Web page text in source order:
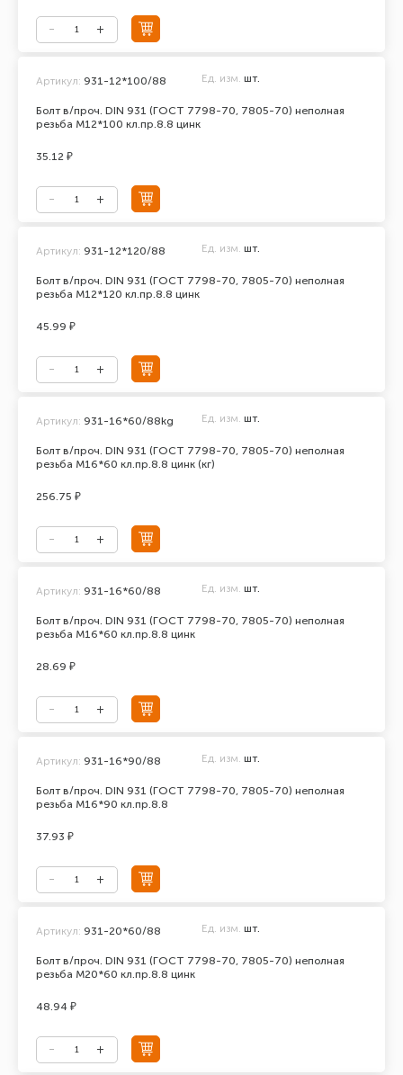
Болт в/проч. DIN 931 (ГОСТ 7798-70, 7805-70) неполная
резьба М12*100 кл.пр.8.8 цинк
Артикул: 931-12*100/88 Ед. изм. шт.
35.12 ₽
Болт в/проч. DIN 931 (ГОСТ 7798-70, 7805-70) неполная
резьба М12*120 кл.пр.8.8 цинк
Артикул: 931-12*120/88 Ед. изм. шт.
45.99 ₽
Болт в/проч. DIN 931 (ГОСТ 7798-70, 7805-70) неполная
резьба М16*60 кл.пр.8.8 цинк (кг)
Артикул: 931-16*60/88kg Ед. изм. шт.
256.75 ₽
Болт в/проч. DIN 931 (ГОСТ 7798-70, 7805-70) неполная
резьба М16*60 кл.пр.8.8 цинк
Артикул: 931-16*60/88 Ед. изм. шт.
28.69 ₽
Болт в/проч. DIN 931 (ГОСТ 7798-70, 7805-70) неполная
резьба М16*90 кл.пр.8.8
Артикул: 931-16*90/88 Ед. изм. шт.
37.93 ₽
Болт в/проч. DIN 931 (ГОСТ 7798-70, 7805-70) неполная
резьба М20*60 кл.пр.8.8 цинк
Артикул: 931-20*60/88 Ед. изм. шт.
48.94 ₽